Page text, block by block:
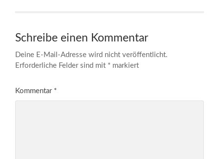
Schreibe einen Kommentar
Deine E-Mail-Adresse wird nicht veröffentlicht.
Erforderliche Felder sind mit * markiert
Kommentar *